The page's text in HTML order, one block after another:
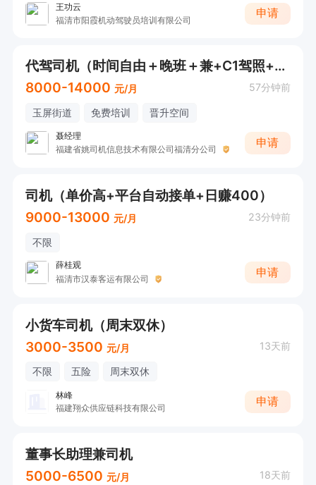
王功云
福清市阳霞机动驾驶员培训有限公司
申请
代驾司机（时间自由＋晚班＋兼+C1驾照+年底双薪）
8000-14000 元/月 57分钟前
玉屏街道 免费培训 晋升空间
聂经理
福建省姚司机信息技术有限公司福清分公司
申请
司机（单价高+平台自动接单+日赚400）
9000-13000 元/月 23分钟前
不限
薛桂观
福清市汉泰客运有限公司
申请
小货车司机（周末双休）
3000-3500 元/月 13天前
不限 五险 周末双休
林峰
福建翔众供应链科技有限公司
申请
董事长助理兼司机
5000-6500 元/月 18天前